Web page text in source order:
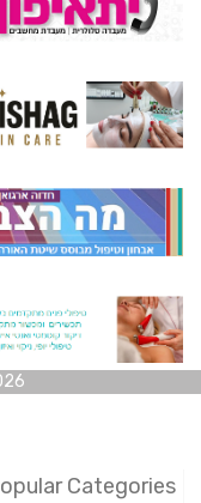
02
Popular Categories